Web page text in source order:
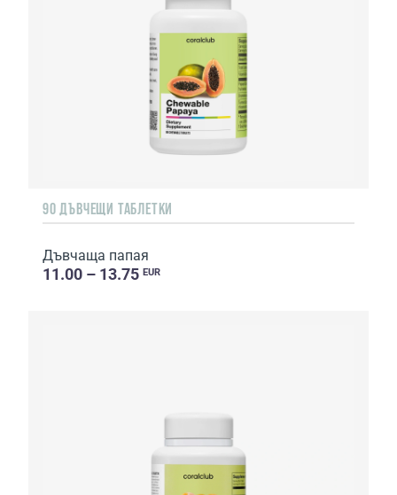
90 ДЪВЧЕЩИ ТАБЛЕТКИ
Дъвчаща папая
11.00 – 13.75 EUR